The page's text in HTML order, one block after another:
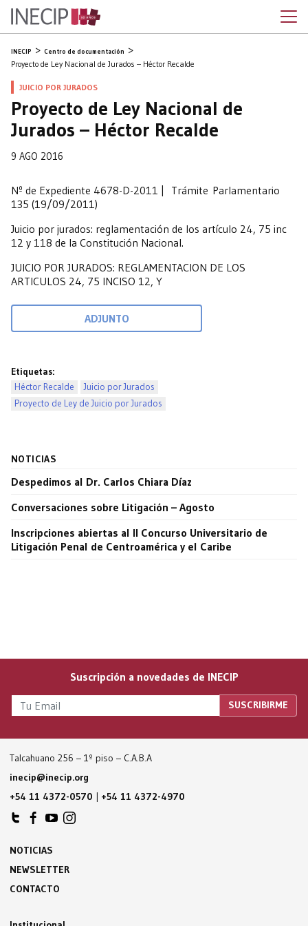
INECIP Centro de documentación
Proyecto de Ley Nacional de Jurados – Héctor Recalde
JUICIO POR JURADOS
Proyecto de Ley Nacional de
Jurados – Héctor Recalde
9 AGO 2016
Nº de Expediente 4678-D-2011 | Trámite Parlamentario
135 (19/09/2011)
Juicio por jurados: reglamentación de los artículo 24, 75 inc
12 y 118 de la Constitución Nacional.
JUICIO POR JURADOS: REGLAMENTACION DE LOS
ARTICULOS 24, 75 INCISO 12, Y
ADJUNTO
Etiquetas:
Héctor Recalde
Juicio por Jurados
Proyecto de Ley de Juicio por Jurados
NOTICIAS
Despedimos al Dr. Carlos Chiara Díaz
Conversaciones sobre Litigación – Agosto
Inscripciones abiertas al II Concurso Universitario de
Litigación Penal de Centroamérica y el Caribe
Suscripción a novedades de INECIP
Talcahuano 256 – 1º piso – C.A.B.A
inecip@inecip.org
+54 11 4372-0570 | +54 11 4372-4970
NOTICIAS
NEWSLETTER
CONTACTO